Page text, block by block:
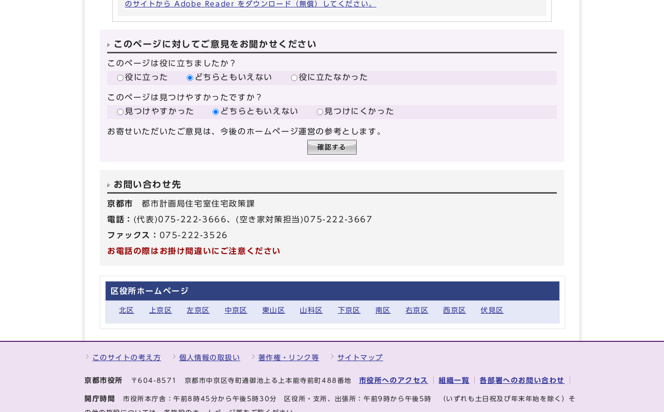
のサイトから Adobe Reader をダウンロード（無償）してください。
このページに対してご意見をお聞かせください
このページは役に立ちましたか？
役に立った
どちらともいえない 役に立たなかった
このページは見つけやすかったですか？
見つけやすかった
どちらともいえない 見つけにくかった
お寄せいただいたご意見は、今後のホームページ運営の参考とします。
お問い合わせ先
京都市都市計画局住宅室住宅政策課
電話： (代表)075-222-3666、(空き家対策担当)075-222-3667
ファックス： 075-222-3526
お電話の際はお掛け間違いにご注意ください
区役所ホームページ
北区 上京区 左京区 中京区 東山区 山科区 下京区 南区 右京区 西京区 伏見区
このサイトの考え方 個人情報の取扱い 著作権・リンク等 サイトマップ
京都市役所 〒604-8571 京都市中京区寺町通御池上る上本能寺前町488番地 市役所へのアクセス 組織一覧 各部署へのお問い合わせ
開庁時間 市役所本庁舎：午前8時45分から午後5時30分 区役所・支所、出張所：午前9時から午後5時 （いずれも土日祝及び年末年始を除く）そ